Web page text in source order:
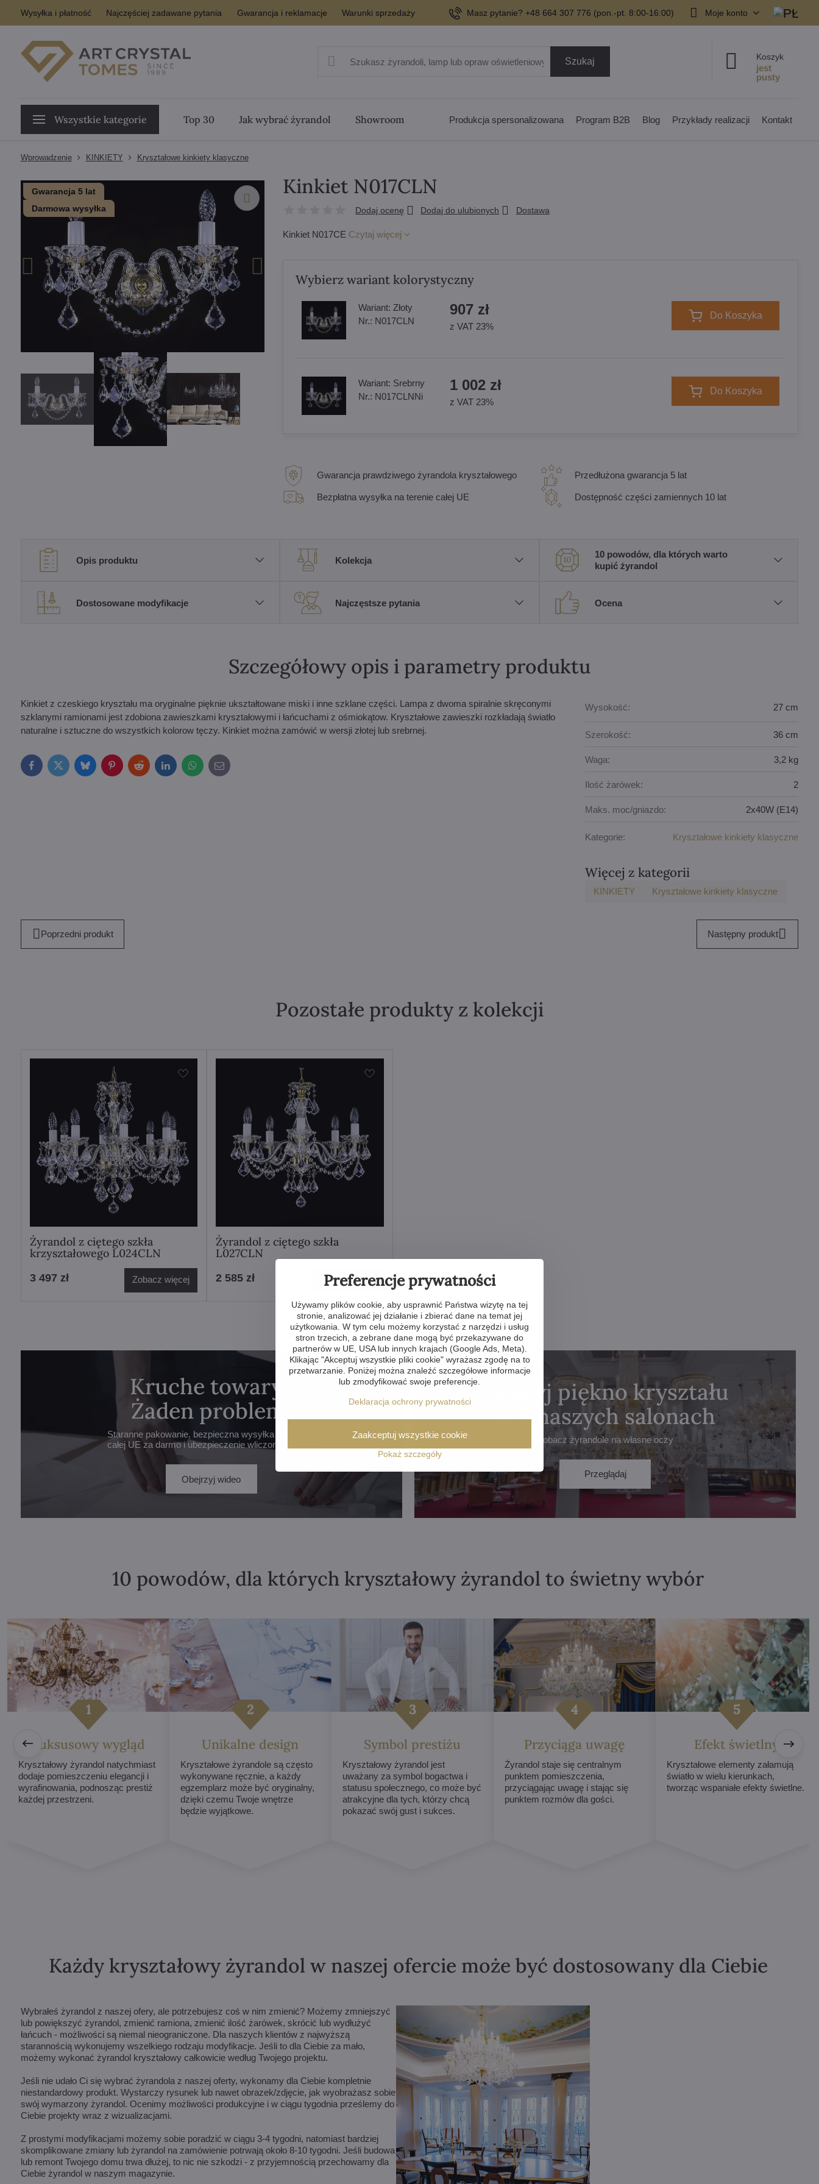
Wysyłka i płatność Najczęściej zadawane pytania Gwarancja i reklamacje Warunki sprzedaży Masz pytanie? +48 664 307 776 (pon.-pt. 8:00-16:00) Moje konto
Szukaj Koszyk
Wszystkie kategorie Top 30 Jak wybrać żyrandol Showroom Produkcja spersonalizowana Program B2B Blog Przykłady realizacji Kontakt
Wprowadzenie KINKIETY Kryształowe kinkiety klasyczne
Gwarancja 5 lat
Darmowa wysyłka
Kinkiet N017CLN
Dodaj ocenę Dodaj do ulubionych Dostawa
Kinkiet N017CE Czytaj więcej
Wybierz wariant kolorystyczny
Wariant: Złoty
Nr.: N017CLN
907 zł
z VAT 23%
Do Koszyka
Wariant: Srebrny
Nr.: N017CLNNi
1 002 zł
z VAT 23%
Do Koszyka
Gwarancja prawdziwego żyrandola kryształowego
Bezpłatna wysyłka na terenie całej UE
Przedłużona gwarancja 5 lat
Dostępność części zamiennych 10 lat
Opis produktu Kolekcja
10 powodów, dla których warto
kupić żyrandol
Dostosowane modyfikacje Najczęstsze pytania Ocena
Szczegółowy opis i parametry produktu
Kinkiet z czeskiego kryształu ma oryginalne pięknie ukształtowane miski i inne szklane części. Lampa z dwoma spiralnie skręconymi
szklanymi ramionami jest zdobiona zawieszkami kryształowymi i łańcuchami z ośmiokątow. Kryształowe zawieszki rozkładają światło
naturalne i sztuczne do wszystkich kolorow tęczy. Kinkiet można zamówić w wersji złotej lub srebrnej.
FacebookTwitterBlueskyPinterestRedditLinkedInWhatsApp
E-
mail
Wysokość: 27 cm
Szerokość: 36 cm
Waga: 3,2 kg
Ilość żarówek: 2
Maks. moc/gniazdo: 2x40W (E14)
Kategorie: Kryształowe kinkiety klasyczne
Więcej z kategorii
KINKIETY Kryształowe kinkiety klasyczne
Poprzedni produkt Następny produkt
Pozostałe produkty z kolekcji
Żyrandol z ciętego szkła
krzyształowego L024CLN
3 497 zł Zobacz więcej
Żyrandol z ciętego szkła
L027CLN
2 585 zł Zobacz więcej
Kruche towary?
Żaden problem!
Staranne pakowanie, bezpieczna wysyłka na terenie
całej UE za darmo i ubezpieczenie wliczone w cenę.
Obejrzyj wideo
Odkryj piękno kryształu
w 3 naszych salonach
Zobacz żyrandole na własne oczy
Przeglądaj
10 powodów, dla których kryształowy żyrandol to świetny wybór
Luksusowy wygląd
Kryształowy żyrandol natychmiast
dodaje pomieszczeniu elegancji i
wyrafinowania, podnosząc prestiż
każdej przestrzeni.
Unikalne design
Kryształowe żyrandole są często
wykonywane ręcznie, a każdy
egzemplarz może być oryginalny,
dzięki czemu Twoje wnętrze
będzie wyjątkowe.
Symbol prestiżu
Kryształowy żyrandol jest
uważany za symbol bogactwa i
statusu społecznego, co może być
atrakcyjne dla tych, którzy chcą
pokazać swój gust i sukces.
Przyciąga uwagę
Żyrandol staje się centralnym
punktem pomieszczenia,
przyciągając uwagę i stając się
punktem rozmów dla gości.
Efekt świetlny
Kryształowe elementy załamują
światło w wielu kierunkach,
tworząc wspaniałe efekty świetlne.
Każdy kryształowy żyrandol w naszej ofercie może być dostosowany dla Ciebie
Wybrałeś żyrandol z naszej ofery, ale potrzebujesz coś w nim zmienić? Możemy zmniejszyć
lub powiększyć żyrandol, zmienić ramiona, zmienić ilość żarówek, skrócić lub wydłużyć
łańcuch - możliwości są niemal nieograniczone. Dla naszych klientów z najwyższą
starannością wykonujemy wszelkiego rodzaju modyfikacje. Jeśli to dla Ciebie za mało,
możemy wykonać żyrandol kryształowy całkowicie według Twojego projektu.
Jeśli nie udało Ci się wybrać żyrandola z naszej oferty, wykonamy dla Ciebie kompletnie
niestandardowy produkt. Wystarczy rysunek lub nawet obrazek/zdjęcie, jak wyobrażasz sobie
swój wymarzony żyrandol. Ocenimy możliwości produkcyjne i w ciągu tygodnia prześlemy do
Ciebie projekty wraz z wizualizacjami.
Z prostymi modyfikacjami możemy sobie poradzić w ciągu 3-4 tygodni, natomiast bardziej
skomplikowane zmiany lub żyrandol na zamówienie potrwają około 8-10 tygodni. Jeśli budowa
lub remont Twojego domu trwa dłużej, to nic nie szkodzi - z przyjemnością przechowamy dla
Ciebie żyrandol w naszym magazynie.
Preferencje prywatności
Używamy plików cookie, aby usprawnić Państwa wizytę na tej
stronie, analizować jej działanie i zbierać dane na temat jej
użytkowania. W tym celu możemy korzystać z narzędzi i usług
stron trzecich, a zebrane dane mogą być przekazywane do
partnerów w UE, USA lub innych krajach (Google Ads, Meta).
Klikając "Akceptuj wszystkie pliki cookie" wyrażasz zgodę na to
przetwarzanie. Poniżej można znaleźć szczegółowe informacje
lub zmodyfikować swoje preferencje.
Deklaracja ochrony prywatności
Pokaż szczegóły
Zaakceptuj wszystkie cookie